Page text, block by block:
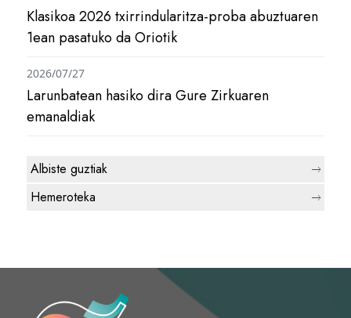
Klasikoa 2026 txirrindularitza-proba abuztuaren
1ean pasatuko da Oriotik
Larunbatean hasiko dira Gure Zirkuaren
emanaldiak
2026/07/27
Albiste guztiak
Hemeroteka